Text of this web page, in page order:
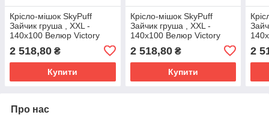
Крісло-мішок SkyPuff
Зайчик груша , XXL -
140х100 Велюр Victory
2 518,80 ₴
Купити
Крісло-мішок SkyPuff
Зайчик груша , XXL -
140х100 Велюр Victory
2 518,80₴
Купити
2
Про нас